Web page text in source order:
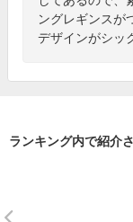
ングレギンスが
デザインがシッ
ランキング内で紹介